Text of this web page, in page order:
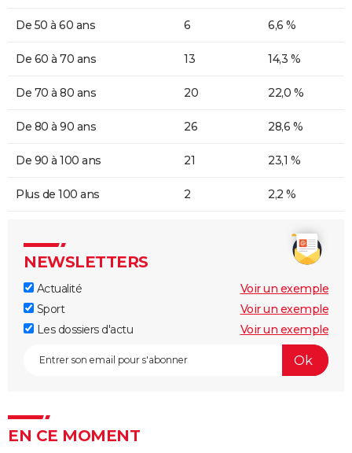
De 50 à 60 ans 6 6,6 %
De 60 à 70 ans 13 14,3 %
De 70 à 80 ans 20 22,0 %
De 80 à 90 ans 26 28,6 %
De 90 à 100 ans 21 23,1 %
Plus de 100 ans 2 2,2 %
NEWSLETTERS
Actualité
Voir un exemple
Sport
Voir un exemple
Les dossiers d'actu
Voir un exemple
EN CE MOMENT